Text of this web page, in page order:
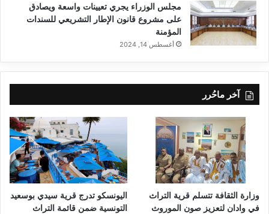
مجلس الوزراء يجري تعيينات واسعة ويصادق
على مشروع قانون الإطار التشريعي للسندات
المؤمنة
أغسطس 14, 2024
آخر ماحُرر
وزارة الثقافة تتسلم قرية التراث
في وادان لتعزيز صون الموروث
اليونسكو تدرج قرية سيدي بوسعيد
التونسية ضمن قائمة التراث